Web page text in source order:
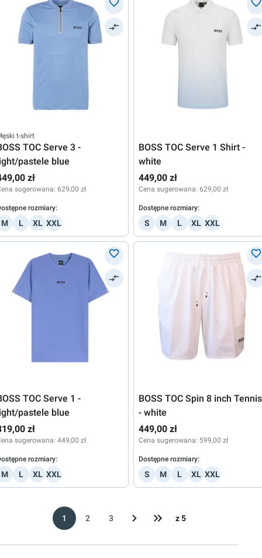
t-shirt
TOC Serve 3 -
pastele blue
zł
sugerowana: 629,00 zł
rozmiary:
M L XL XXL
BOSS TOC Serve 1 Shirt -
white
449,00 zł
Cena sugerowana: 629,00 zł
Dostępne rozmiary:
S M L XL XXL
TOC Serve 1 -
pastele blue
zł
sugerowana: 449,00 zł
rozmiary:
M L XL XXL
BOSS TOC Spin 8 inch Tennis
- white
449,00 zł
Cena sugerowana: 599,00 zł
Dostępne rozmiary:
S M L XL XXL
1 2 3 z 5